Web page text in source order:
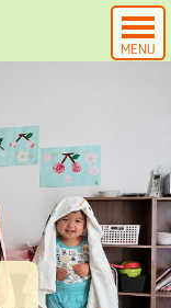
MENU